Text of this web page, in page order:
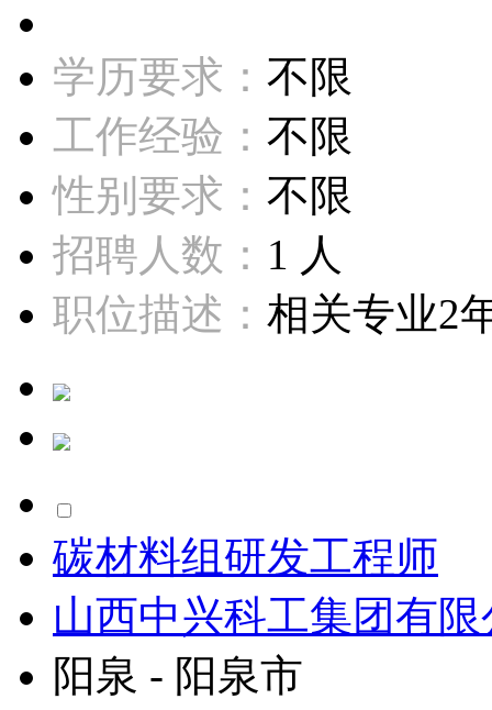
学历要求： 不限
工作经验： 不限
性别要求： 不限
招聘人数： 1 人
职位描述： 相关专业2
碳材料组研发工程师
山西中兴科工集团有
阳泉 - 阳泉市